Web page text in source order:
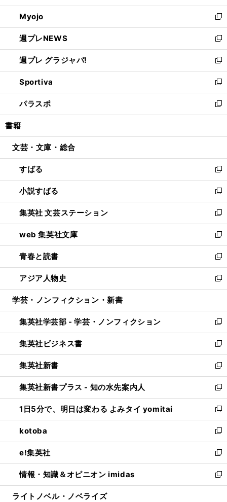
開
く
ウ
で
開
く
ン
ド
ウ
で
開
く
ウ
ィ
ン
ド
ウ
で
開
く
Myojo
新
し
い
ウ
ィ
ン
ド
ウ
で
開
週プレNEWS
新
し
い
ウ
ィ
ン
ド
ウ
開
週プレ グラジャパ!
新
し
い
ウ
ィ
ン
ウ
開
く
Sportiva
新
し
い
ウ
ン
ウ
で
開
く
パラスポ
新
し
ウ
ン
ド
ウ
で
開
く
書籍
文芸・文庫・総合
すばる
新
し
い
ウ
ィ
ン
ド
ウ
で
開
く
小説すばる
新
し
い
ウ
ィ
ン
ド
ウ
で
開
集英社 文芸ステーション
新
し
い
ウ
ィ
ン
ド
ウ
開
く
web 集英社文庫
新
し
い
ウ
ィ
ン
ウ
で
開
く
青春と読書
新
し
い
ウ
ン
ド
ウ
で
開
く
アジア人物史
新
し
ウ
ィ
ン
ド
ウ
で
開
く
学芸・ノンフィクション・新書
集英社学芸部 - 学芸・ノンフィクション
新
し
い
ウ
ィ
ン
ド
ウ
で
開
く
集英社ビジネス書
新
し
い
ウ
ィ
ン
ド
ウ
で
開
く
集英社新書
新
し
い
ウ
ィ
ン
ド
ウ
で
開
く
集英社新書プラス - 知の水先案内人
新
し
い
ウ
ィ
ン
ド
ウ
で
開
1日5分で、明日は変わる よみタイ yomitai
新
し
い
ウ
ィ
ン
ド
ウ
kotoba
新
し
い
ウ
ィ
ン
e!集英社
新
し
い
ウ
情報・知識＆オピニオン imidas
新
し
ライトノベル・ノベライズ